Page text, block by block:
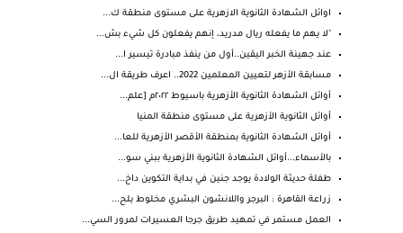
اوائل الشهادة الثانوية الازهرية على مستوى منطقة ك...
"لا يهم ما يفعله ريال مدريد، إنهم يفعلون كل شيء بش...
عند جهينة الخبر اليقين..أول من ينفذ مبادرة تيسير ا...
مسابقة الأزهر لتعيين المعلمين 2022.. اعرف طريقة ال...
أوائل الشهادة الثانوية الأزهرية باسيوط ٢٠٢٢م [علم...
أوائل الثانوية الأزهرية على مستوى منطقة المنيا
أوائل الشهادة الثانوية بمنطقة الأقصر الأزهرية للعا...
بالأسماء...أوائل الشهادة الثانوية الأزهرية ببني سو...
طفلة حديثة الولادة يوجد جنين في بداية التكوين داخ...
زراعة القاهرة : البرجر واللانشون البشري مخلوط بلح...
العمل مستمر في تمهيد طريق جرجا العسيرات لمرور السي...